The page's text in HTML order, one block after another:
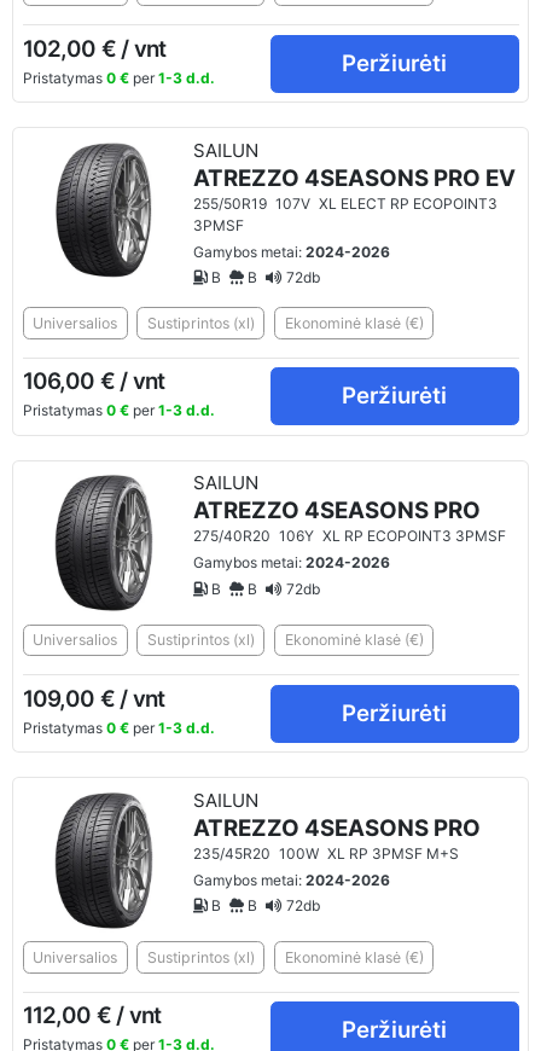
102,00 € / vnt
Pristatymas 0 €per 1-3 d.d.
Peržiurėti
SAILUN
ATREZZO 4SEASONS PRO EV
255/50R19 107V XL ELECT RP ECOPOINT3
3PMSF
Gamybos metai:2024-2026
B
B 72db
Universalios Sustiprintos (xl) Ekonominė klasė (€)
106,00 € / vnt
Pristatymas 0 €per 1-3 d.d.
Peržiurėti
SAILUN
ATREZZO 4SEASONS PRO
275/40R20 106Y XL RP ECOPOINT3 3PMSF
Gamybos metai:2024-2026
B
B 72db
Universalios Sustiprintos (xl) Ekonominė klasė (€)
109,00 € / vnt
Pristatymas 0 €per 1-3 d.d.
Peržiurėti
SAILUN
ATREZZO 4SEASONS PRO
235/45R20 100W XL RP 3PMSF M+S
Gamybos metai:2024-2026
B
B 72db
Universalios Sustiprintos (xl) Ekonominė klasė (€)
112,00 € / vnt
Pristatymas 0 €per 1-3 d.d.
Peržiurėti